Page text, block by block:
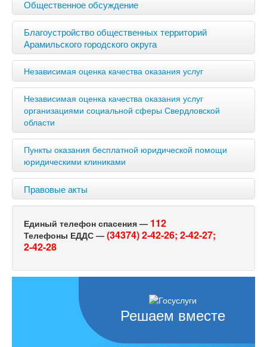
Общественное обсуждение
Благоустройство общественных территорий
Арамильского городского округа
Независимая оценка качества оказания услуг
Независимая оценка качества оказания услуг
организациями социальной сферы Свердловской
области
Пункты оказания бесплатной юридической помощи
юридическими клиниками
Правовые акты
Единый телефон спасения — 112
Телефоны ЕДДС — (34374) 2-42-26; 2-42-27;
2-42-28
Решаем вместе